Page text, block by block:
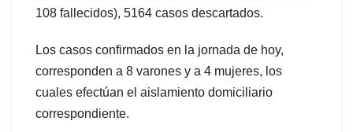
108 fallecidos), 5164 casos descartados.
Los casos confirmados en la jornada de hoy,
corresponden a 8 varones y a 4 mujeres, los
cuales efectúan el aislamiento domiciliario
correspondiente.